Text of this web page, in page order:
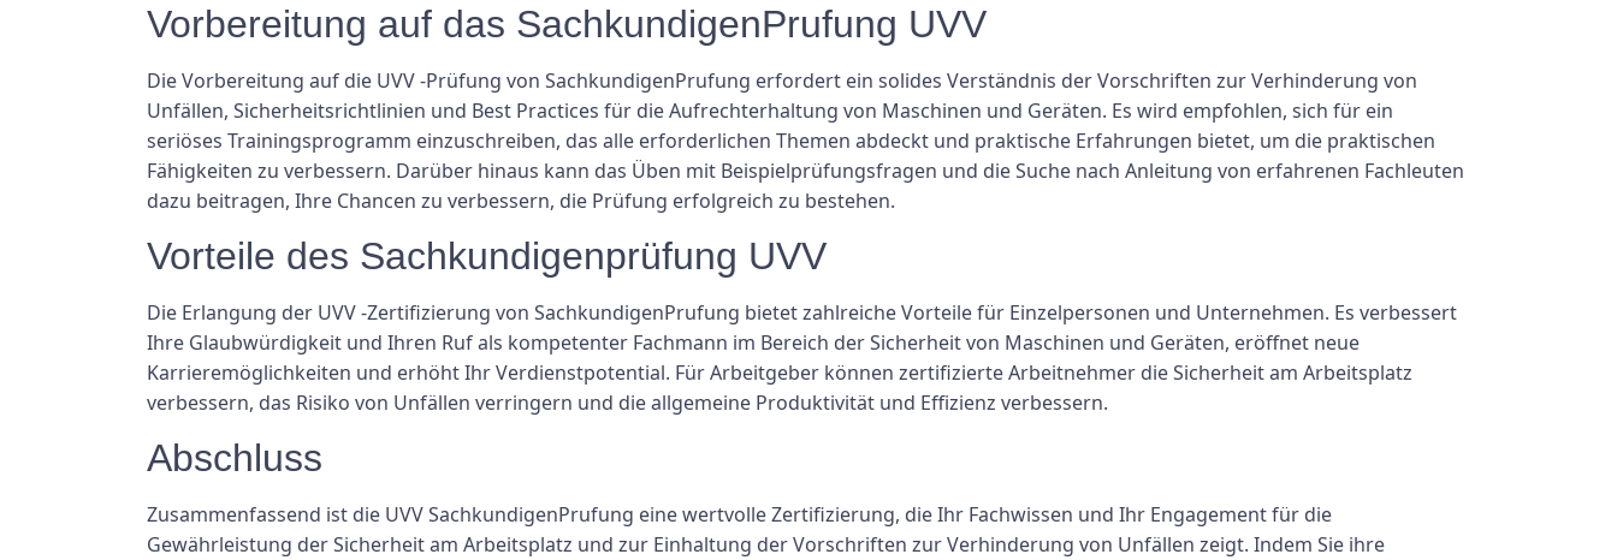
Vorbereitung auf das SachkundigenPrufung UVV
Die Vorbereitung auf die UVV -Prüfung von SachkundigenPrufung erfordert ein solides Verständnis der Vorschriften zur Verhinderung von
Unfällen, Sicherheitsrichtlinien und Best Practices für die Aufrechterhaltung von Maschinen und Geräten. Es wird empfohlen, sich für ein
seriöses Trainingsprogramm einzuschreiben, das alle erforderlichen Themen abdeckt und praktische Erfahrungen bietet, um die praktischen
Fähigkeiten zu verbessern. Darüber hinaus kann das Üben mit Beispielprüfungsfragen und die Suche nach Anleitung von erfahrenen Fachleuten
dazu beitragen, Ihre Chancen zu verbessern, die Prüfung erfolgreich zu bestehen.
Vorteile des Sachkundigenprüfung UVV
Die Erlangung der UVV -Zertifizierung von SachkundigenPrufung bietet zahlreiche Vorteile für Einzelpersonen und Unternehmen. Es verbessert
Ihre Glaubwürdigkeit und Ihren Ruf als kompetenter Fachmann im Bereich der Sicherheit von Maschinen und Geräten, eröffnet neue
Karrieremöglichkeiten und erhöht Ihr Verdienstpotential. Für Arbeitgeber können zertifizierte Arbeitnehmer die Sicherheit am Arbeitsplatz
verbessern, das Risiko von Unfällen verringern und die allgemeine Produktivität und Effizienz verbessern.
Abschluss
Zusammenfassend ist die UVV SachkundigenPrufung eine wertvolle Zertifizierung, die Ihr Fachwissen und Ihr Engagement für die
Gewährleistung der Sicherheit am Arbeitsplatz und zur Einhaltung der Vorschriften zur Verhinderung von Unfällen zeigt. Indem Sie ihre